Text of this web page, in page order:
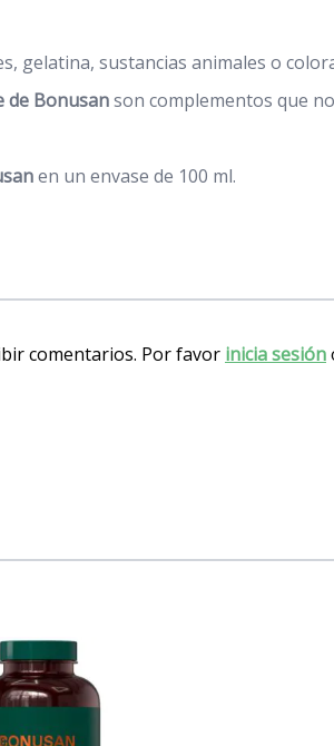
gelatina, sustancias animales o
de Bonusanson complementos que
en un envase de 100 ml.
comentarios. Por favor inicia sesión